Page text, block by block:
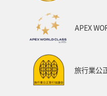
APEX
旅行業公